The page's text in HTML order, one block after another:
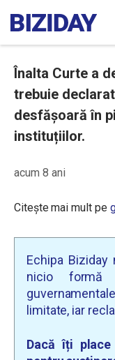
Înalta Curte a
trebuie
desfășoară în
instituțiilor.
acum 8 ani
Citește mai mult pe
Echipa
nicio formă
limitate, iar
Dacă îți